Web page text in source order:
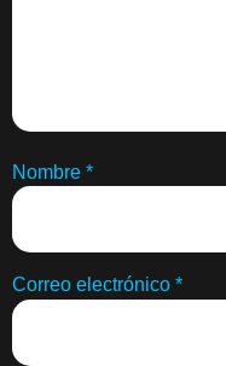
Nombre *
Correo electrónico *